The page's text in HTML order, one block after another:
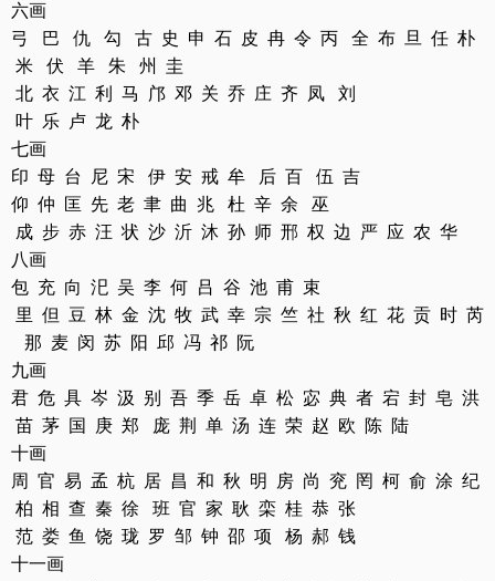
六画
弓 巴 仇 勾 古 史 申 石 皮 冉 令 丙 全 布 旦 任 朴
米 伏 羊 朱 州 圭
北 衣 江 利 马 邝 邓 关 乔 庄 齐 凤 刘
叶 乐 卢 龙 朴
七画
印 母 台 尼 宋 伊 安 戒 牟 后 百 伍 吉
仰 仲 匡 先 老 聿 曲 兆 杜 辛 余 巫
成 步 赤 汪 状 沙 沂 沐 孙 师 邢 权 边 严 应 农 华
八画
包 充 向 汜 吴 李 何 吕 谷 池 甫 束
里 但 豆 林 金 沈 牧 武 幸 宗 竺 社 秋 红 花 贡 时 芮
那 麦 闵 苏 阳 邱 冯 祁 阮
九画
君 危 具 岑 汲 别 吾 季 岳 卓 松 宓 典 者 宕 封 皂 洪
苗 茅 国 庚 郑 庞 荆 单 汤 连 荣 赵 欧 陈 陆
十画
周 官 易 孟 杭 居 昌 和 秋 明 房 尚 兖 罔 柯 俞 涂 纪
柏 相 查 秦 徐 班 官 家 耿 栾 桂 恭 张
范 娄 鱼 饶 珑 罗 邹 钟 邵 项 杨 郝 钱
十一画